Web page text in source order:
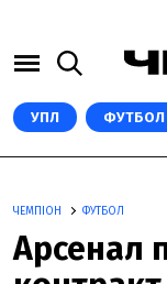
УПЛ ФУТБОЛ
ЧЕМПІОН ФУТБОЛ
Арсенал